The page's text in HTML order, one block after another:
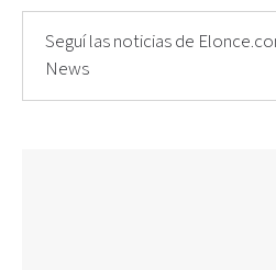
Seguí las noticias de
News